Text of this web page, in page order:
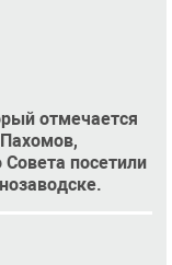
отмечается
посетили